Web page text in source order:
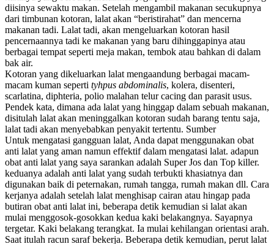
diisinya sewaktu makan. Setelah mengambil makanan secukupnya
dari timbunan kotoran, lalat akan “beristirahat” dan mencerna
makanan tadi. Lalat tadi, akan mengeluarkan kotoran hasil
pencernaannya tadi ke makanan yang baru dihinggapinya atau
berbagai tempat seperti meja makan, tembok atau bahkan di dalam
bak air.
Kotoran yang dikeluarkan lalat mengaandung berbagai macam-
macam kuman seperti tyhpus abdominalis, kolera, disenteri,
scarlatina, diphteria, polio malahan telur cacing dan parasit usus.
Pendek kata, dimana ada lalat yang hinggap dalam sebuah makanan,
disitulah lalat akan meninggalkan kotoran sudah barang tentu saja,
lalat tadi akan menyebabkan penyakit tertentu. Sumber
Untuk mengatasi gangguan lalat, Anda dapat menggunakan obat
anti lalat yang aman namun effektif dalam mengatasi lalat. adapun
obat anti lalat yang saya sarankan adalah Super Jos dan Top killer.
keduanya adalah anti lalat yang sudah terbukti khasiatnya dan
digunakan baik di peternakan, rumah tangga, rumah makan dll. Cara
kerjanya adalah setelah lalat menghisap cairan atau hingap pada
butiran obat anti lalat ini, beberapa detik kemudian si lalat akan
mulai menggosok-gosokkan kedua kaki belakangnya. Sayapnya
tergetar. Kaki belakang terangkat. Ia mulai kehilangan orientasi arah.
Saat itulah racun saraf bekerja. Beberapa detik kemudian, perut lalat